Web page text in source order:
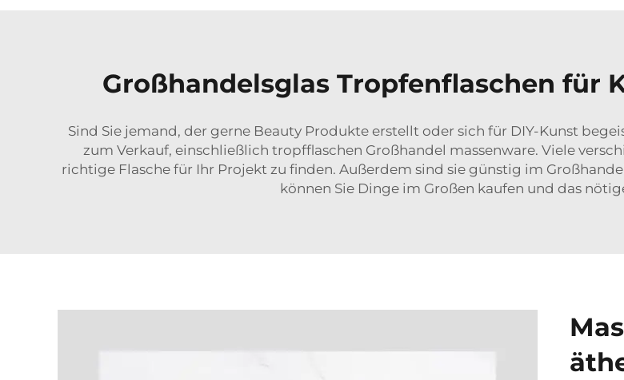
Großhandelsglas Tropfenflaschen für
Sind Sie jemand, der gerne Beauty Produkte erstellt oder sich für DIY-Kunst
zum Verkauf, einschließlich tropfflaschen Großhandel massenware. Viele
richtige Flasche für Ihr Projekt zu finden. Außerdem sind sie günstig im
können Sie Dinge im Großen kaufen und das